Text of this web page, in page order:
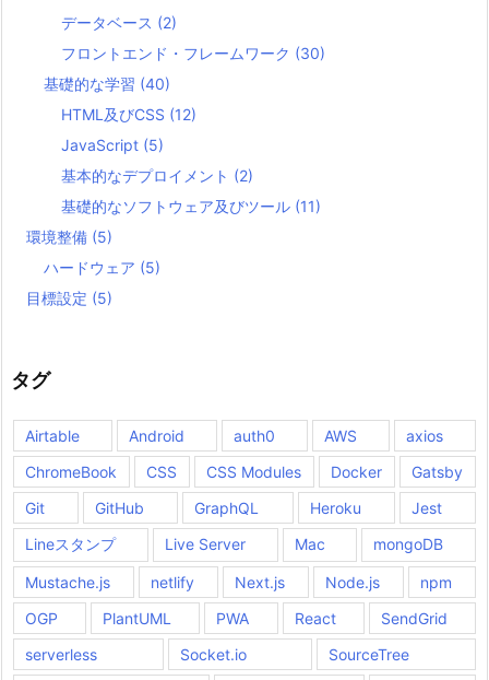
データベース (2)
フロントエンド・フレームワーク (30)
基礎的な学習 (40)
HTML及びCSS (12)
JavaScript (5)
基本的なデプロイメント (2)
基礎的なソフトウェア及びツール (11)
環境整備 (5)
ハードウェア (5)
目標設定 (5)
タグ
Airtable Android auth0 AWS
axios
ChromeBook
CSS CSS Modules Docker
Gatsby
Git
GitHub GraphQL Heroku
Jest
Lineスタンプ
Live Server Mac mongoDB
Mustache.js netlify Next.js Node.js
npm
OGP
PlantUML PWA React
SendGrid
serverless
Socket.io
SourceTree